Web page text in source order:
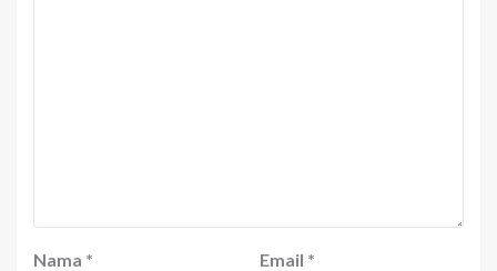
Nama * Email *